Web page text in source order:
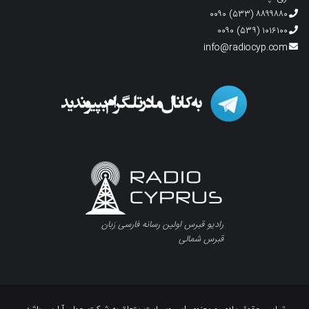
۸۸۹۹۸۸۰ (۵۳۳) ۰۰۹۰
۱۰۱۶۱۰۰ (۵۳۹) ۰۰۹۰
info@radiocyp.com
رادیو قبرس اولین رسانه فارسی زبان
قبرس شمالی